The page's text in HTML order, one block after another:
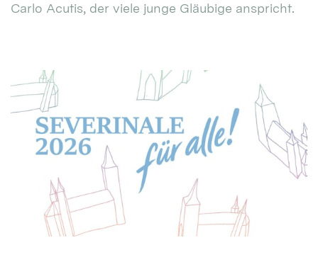
Carlo Acutis, der viele junge Gläubige anspricht.